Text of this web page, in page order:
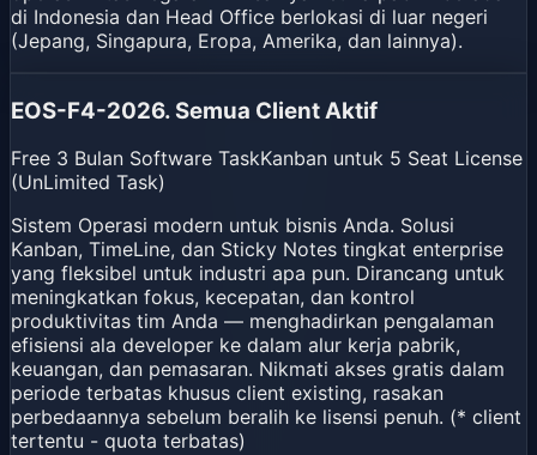
di Indonesia dan Head Office berlokasi di luar negeri
(Jepang, Singapura, Eropa, Amerika, dan lainnya).
EOS-F4-2026. Semua Client Aktif
Free 3 Bulan Software TaskKanban untuk 5 Seat License
(UnLimited Task)
Sistem Operasi modern untuk bisnis Anda. Solusi
Kanban, TimeLine, dan Sticky Notes tingkat enterprise
yang fleksibel untuk industri apa pun. Dirancang untuk
meningkatkan fokus, kecepatan, dan kontrol
produktivitas tim Anda — menghadirkan pengalaman
efisiensi ala developer ke dalam alur kerja pabrik,
keuangan, dan pemasaran. Nikmati akses gratis dalam
periode terbatas khusus client existing, rasakan
perbedaannya sebelum beralih ke lisensi penuh. (* client
tertentu - quota terbatas)